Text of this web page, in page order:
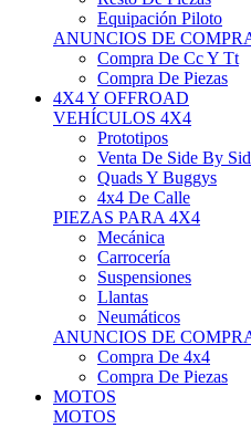
ANUNCIOS DE COMPRA
Compra De Cc Y Tt
Compra De Piezas
4X4 Y OFFROAD
VEHÍCULOS 4X4
Prototipos
Venta De Side By Side
Quads Y Buggys
4x4 De Calle
PIEZAS PARA 4X4
Mecánica
Carrocería
Suspensiones
Llantas
Neumáticos
ANUNCIOS DE COMPRA
Compra De 4x4
Compra De Piezas
MOTOS
MOTOS
Motos De Circuito